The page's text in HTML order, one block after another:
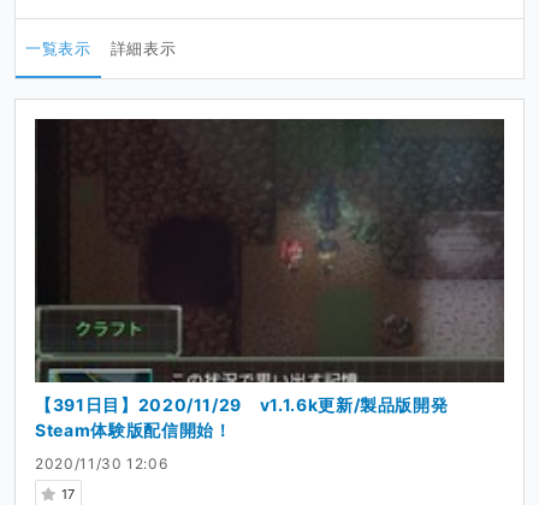
一覧表示 詳細表示
2020/11/30 12:06
17
【391日目】2020/11/29 v1.1.6k更新/製品版開発
Steam体験版配信開始！